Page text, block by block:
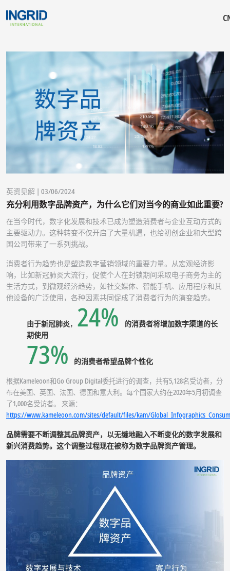
英资见解 | 03/06/2024
充分利用数字品牌资产，为什么它们对当今的商业如此重要?
在当今时代，数字化发展和技术已成为塑造消费者与企业互动方式的
主要驱动力。这种转变不仅开启了大量机遇，也给初创企业和大型跨
国公司带来了一系列挑战。
消费者行为趋势也是塑造数字营销领域的重要力量。从宏观经济影
响，比如新冠肺炎大流行，促使个人在封锁期间采取电子商务为主的
生活方式，到微观经济趋势，如社交媒体、智能手机、应用程序和其
他设备的广泛使用，各种因素共同促成了消费者行为的演变趋势。
由于新冠肺炎， 24%
的消费者将增加数字渠道的长
期使用
73% 的消费者希望品牌个性化
根据Kameleoon和Go Group Digital委托进行的调查，共有5,128名受访者，分
布在美国、英国、法国、德国和意大利。每个国家大约在2020年5月初调查
了1,000名受访者。 来源：
https://www.kameleoon.com/sites/default/files/kam/
品牌需要不断调整其品牌资产，以无缝地融入不断变化的数字发展和
新兴消费趋势。这个调整过程现在被称为数字品牌资产管理。